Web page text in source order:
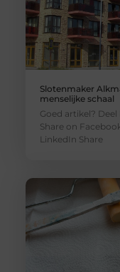
Slotenmaker
menselijke schaal
Goed artikel?
Share on
LinkedIn Share